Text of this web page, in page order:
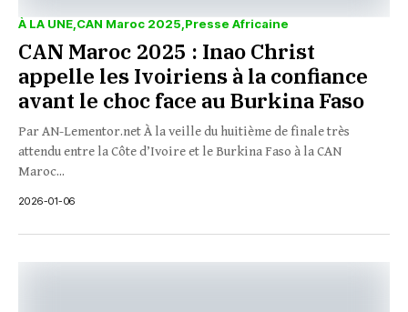
À LA UNE CAN Maroc 2025 Presse Africaine
CAN Maroc 2025 : Inao Christ
appelle les Ivoiriens à la confiance
avant le choc face au Burkina Faso
Par AN-Lementor.net À la veille du huitième de finale très
attendu entre la Côte d’Ivoire et le Burkina Faso à la CAN
Maroc...
2026-01-06